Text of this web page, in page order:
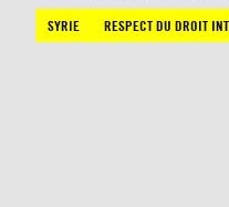
SYRIE
RESPECT DU DROIT